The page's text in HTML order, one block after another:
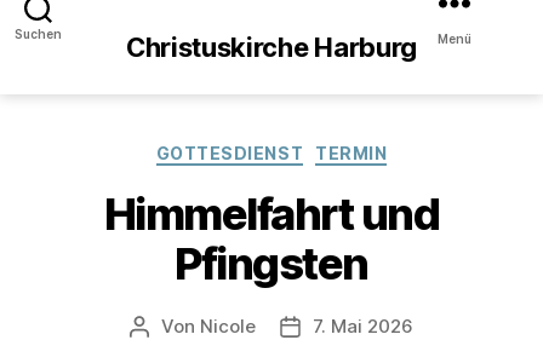
Suchen Christuskirche Harburg Menü
Kategorien
GOTTESDIENST TERMIN
Himmelfahrt und
Pfingsten
Beitragsautor
Von Nicole Veröffentlichungsdatum
7. Mai 2026